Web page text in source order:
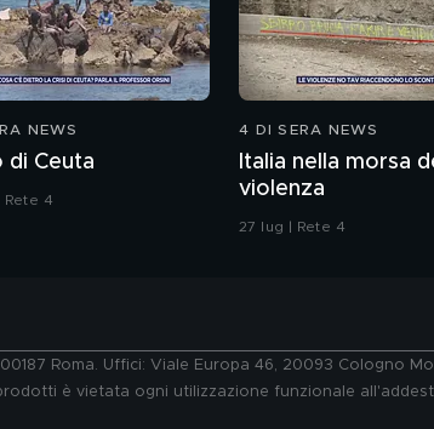
NEWS
di Ceuta
Rete 4
4 DI SERA NEWS
Italia nella morsa
violenza
27 lug | Rete 4
Roma. Uffici: Viale Europa 46, 20093 Cologno
è vietata ogni utilizzazione funzionale